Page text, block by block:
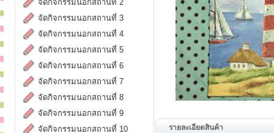
จัดกิจกรรมนอกสถานที่ 2
จัดกิจกรรมนอกสถานที่ 3
จัดกิจกรรมนอกสถานที่ 4
จัดกิจกรรมนอกสถานที่ 5
จัดกิจกรรมนอกสถานที่ 6
จัดกิจกรรมนอกสถานที่ 7
จัดกิจกรรมนอกสถานที่ 8
จัดกิจกรรมนอกสถานที่ 9
จัดกิจกรรมนอกสถานที่ 10
รายละเอียดสินค้า